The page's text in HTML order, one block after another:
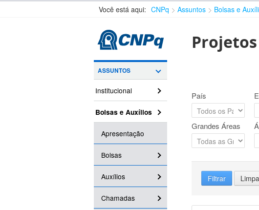
Você está aqui: CNPq Assuntos Bolsas e
ASSUNTOS
Institucional
Bolsas e Auxílios
Apresentação
Bolsas
Auxílios
Chamadas
País
Grandes Áreas
Filtrar